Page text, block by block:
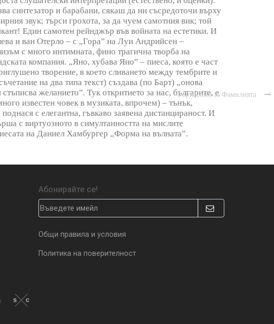

Фортисимо за Фамилията
синтезатор и барабани, сякаш да ни съсредоточи върху
звук; търси грохота, за да чуем самотния вик; той
Един самотен рейнджър във войната на естетики. И
и ван Отерло – с „Гора” на Луи Андрийсен –
с много интимната, фино трагична творба на
компания. „Яно, хубава Яно” – пиеса, която е част
творение, в което сливането между тембрите и
на два типа текст) създава (по Барт) „онова
желанието”. Тук откритието за нас, българите, е
известен човек в музиката, впрочем) – тънък,
с елегантна, гъвкаво заявена дистанцираност. И
с виртуозното в симултанността на мислите
на Даниел Хамбургер „Форма на вълната”.
Абонирайте се!
Общи правила и условия
Политика на поверителност